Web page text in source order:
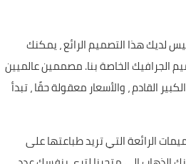
لديك هذا التصميم الرائع ، يمكنك
الخاصة بنا. مصممين عالميين
القادم ، والأسعار معقولة حقًا ، تبدأ
الرائعة التي تريد طباعتها على